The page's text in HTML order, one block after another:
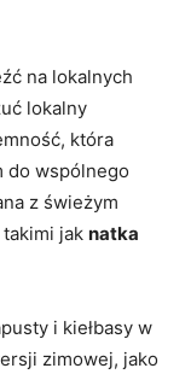
na lokalnych
lokalny
która
do wspólnego
z świeżym
jak natka
i kiełbasy w
zimowej, jako